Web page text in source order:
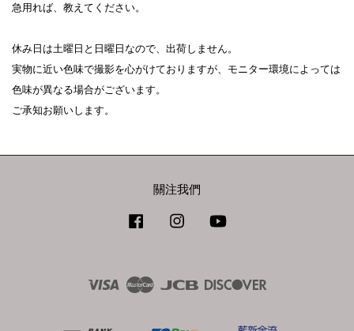
急用れば、教えてください。
休み日は土曜日と日曜日なので、出荷しません。
実物に近い色味で撮影を心がけておりますが、モニター環境によっては
色味が異なる場合がございます。
ご承知お願いします。
關注我們
Facebook Instagram
Visa Master JCB